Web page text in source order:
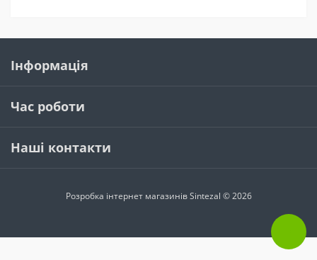
Інформація
Час роботи
Наші контакти
Розробка інтернет магазинівSintezal © 2026